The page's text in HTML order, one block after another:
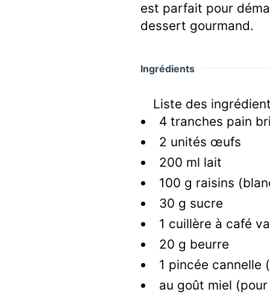
est parfait pour
dessert gourmand.
Ingrédients
Liste des
4 tranches pain
2 unités œufs
200 ml lait
100 g raisins
30 g sucre
1 cuillère à café
20 g beurre
1 pincée cannelle
au goût miel